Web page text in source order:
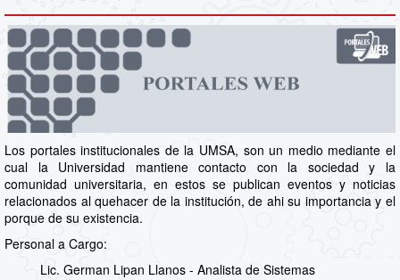
Los portales institucionales de la UMSA, son un medio mediante el
cual la Universidad mantiene contacto con la sociedad y la
comunidad universitaria, en estos se publican eventos y noticias
relacionados al quehacer de la institución, de ahi su importancia y el
porque de su existencia.
Personal a Cargo:
Lic. German Lipan Llanos - Analista de Sistemas